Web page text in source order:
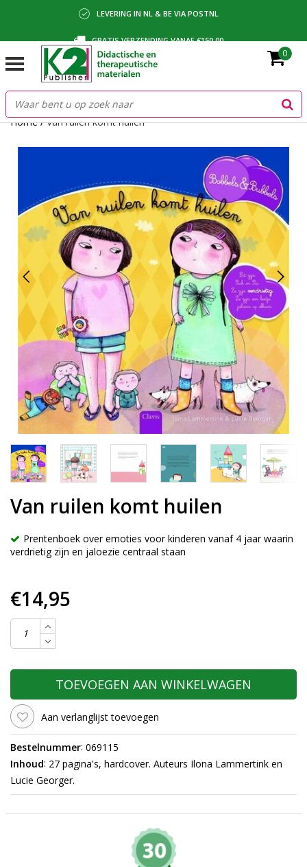
LEVERING IN NL & BE VIA POSTNL
GRATIS VERZENDING VANAF €150,00
BETALING VIA IDEAL, BANCONTACT OF FACTUUR
0
Home/Van ruilen komt huilen
Van ruilen komt huilen
Prentenboek over emoties voor kinderen vanaf 4 jaar waarin
verdrietig zijn en jaloezie centraal staan
€14,95
TOEVOEGEN AAN WINKELWAGEN
Aan verlanglijst toevoegen
Bestelnummer: 069115
Inhoud: 27 pagina's, hardcover. Auteurs Ilona Lammertink en
Lucie Georger.